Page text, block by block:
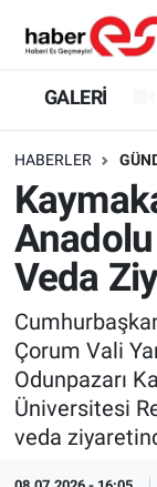
GALERİ
HABERLER
Veda
Çorum Vali
Odunpazarı
Üniversitesi
veda
GALERİ
YAZARLAR
GÜNDEM
SİYASET
TEKNOLOJİ
EKONOMİ
SPOR
Eskişehir
Eskişehir
Süper Lig
Tüm
Son
Haber